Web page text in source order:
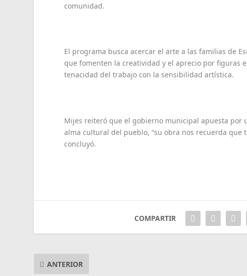
comunidad.
El programa busca acercar el arte a las familias de
que fomenten la creatividad y el aprecio por figuras
tenacidad del trabajo con la sensibilidad artística.
Mijes reiteró que el gobierno municipal apuesta
alma cultural del pueblo, “su obra nos recuerda que
concluyó.
COMPARTIR
ANTERIOR